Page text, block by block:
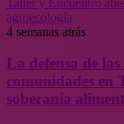
agroecología
4 semanas atrás
La defensa de
comunidades en
soberanía